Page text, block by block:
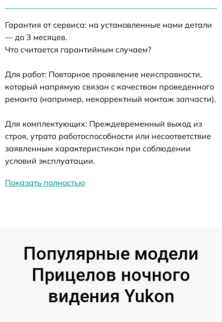
Гарантия от сервиса: на установленные нами детали
— до 3 месяцев.
Что считается гарантийным случаем?
Для работ: Повторное проявление неисправности,
который напрямую связан с качеством проведенного
ремонта (например, некорректный монтаж запчасти).
Для комплектующих: Преждевременный выход из
строя, утрата работоспособности или несоответствие
заявленным характеристикам при соблюдении
условий эксплуатации.
Показать полностью
Популярные модели
Прицелов ночного
видения Yukon